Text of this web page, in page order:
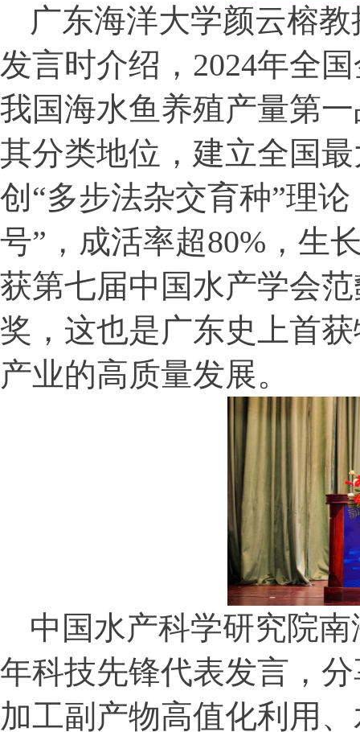
广东海洋大学颜云榕
发言时介绍， 2024年全
我国海水鱼养殖产量第
其分类地位，建立全国
创“多步法杂交育种”理
号”，成活率超80% ，生
获第七届中国水产学会
奖，这也是广东史上首
产业的高质量发展。
中国水产科学研究院
年科技先锋代表发言，
加工副产物高值化利用